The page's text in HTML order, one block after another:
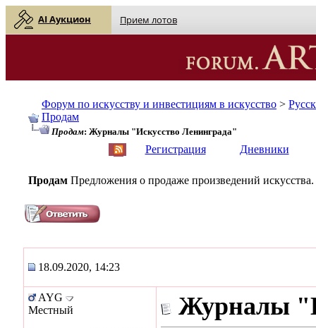
AI Аукцион Прием лотов
Форум по искусству и инвестициям в искусство >
Продам
Продам: Журналы "Искусство Ленинграда"
Регистрация Дневники
Продам Предложения о продаже произведений искусства.
18.09.2020, 14:23
AYG
Местный
Журналы